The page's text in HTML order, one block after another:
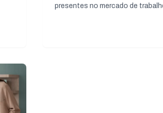
presentes no mercado de